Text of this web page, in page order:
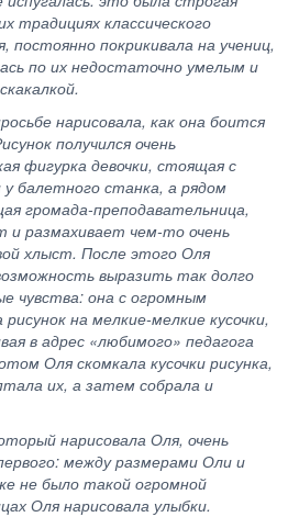
традициях классического
постоянно покрикивала на учениц,
по их недостаточно умелым и
нарисовала, как она боится
получился очень
фигурка девочки, стоящая с
балетного станка, а рядом
громада-преподавательница,
и размахивает чем-то очень
хлыст. После этого Оля
выразить так долго
чувства: она с огромным
на мелкие-мелкие кусочки,
в адрес «любимого» педагога
Оля скомкала кусочки рисунка,
их, а затем собрала и
нарисовала Оля, очень
между размерами Оли и
не было такой огромной
Оля нарисовала улыбки.